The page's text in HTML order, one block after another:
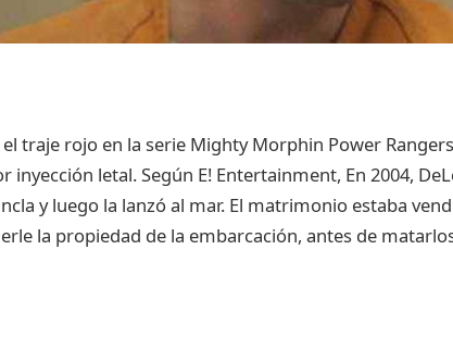
el traje rojo en la serie MightyMorphin Power
inyección letal.Según E! Entertainment, En 2004,
yluego la lanzóal mar. El matrimonio estaba
la propiedad de la embarcación, antes de